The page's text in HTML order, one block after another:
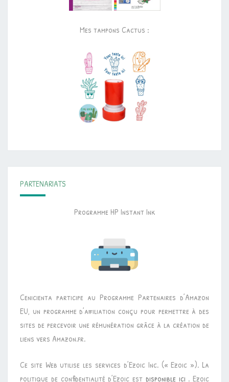
Mes tampons Cactus :
PARTENARIATS
Programme HP Instant Ink
Cenicienta participe au Programme Partenaires d’Amazon
EU, un programme d’affiliation conçu pour permettre à des
sites de percevoir une rémunération grâce à la création de
liens vers Amazon.fr.
Ce site Web utilise les services d’Ezoic Inc. (« Ezoic »). La
politique de confidentialité d’Ezoic est disponible ici . Ezoic